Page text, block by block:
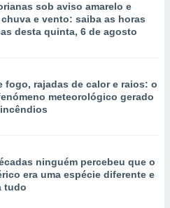
sob aviso amarelo e
e vento: saiba as horas
desta quinta, 6 de agosto
fogo, rajadas de calor e raios: o
meteorológico gerado
ninguém percebeu que o
era uma espécie diferente e
tudo